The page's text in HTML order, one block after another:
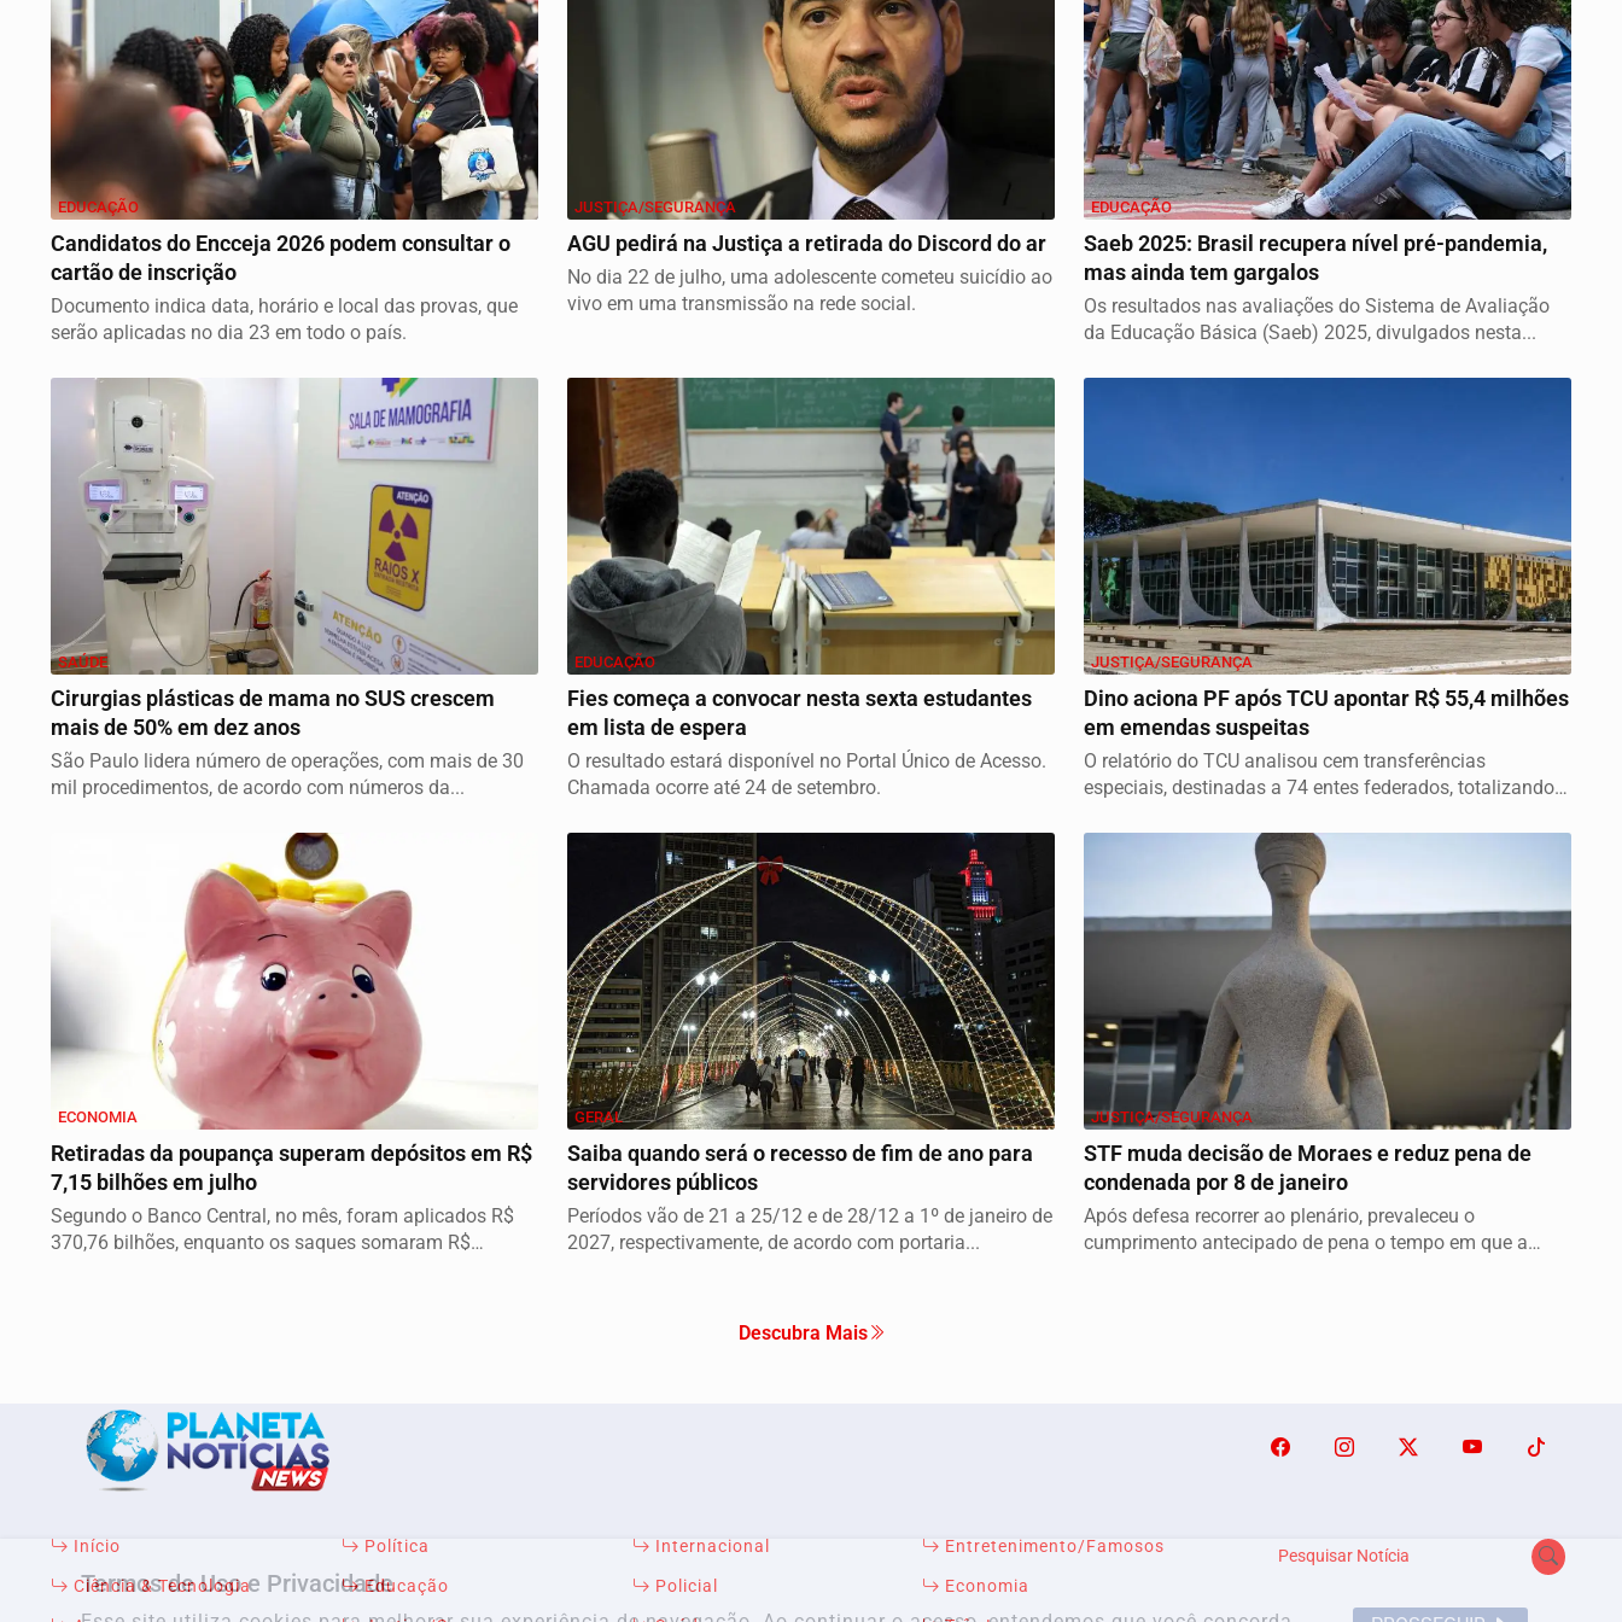
EDUCAÇÃO
Candidatos do Encceja 2026 podem consultar o
cartão de inscrição
Documento indica data, horário e local das provas, que
serão aplicadas no dia 23 em todo o país.
JUSTIÇA/SEGURANÇA
AGU pedirá na Justiça a retirada do Discord do ar
No dia 22 de julho, uma adolescente cometeu suicídio ao
vivo em uma transmissão na rede social.
EDUCAÇÃO
Saeb 2025: Brasil recupera nível pré-pandemia,
mas ainda tem gargalos
Os resultados nas avaliações do Sistema de Avaliação
da Educação Básica (Saeb) 2025, divulgados nesta...
SAÚDE
Cirurgias plásticas de mama no SUS crescem
mais de 50% em dez anos
São Paulo lidera número de operações, com mais de 30
mil procedimentos, de acordo com números da...
EDUCAÇÃO
Fies começa a convocar nesta sexta estudantes
em lista de espera
O resultado estará disponível no Portal Único de Acesso.
Chamada ocorre até 24 de setembro.
JUSTIÇA/SEGURANÇA
Dino aciona PF após TCU apontar R$ 55,4 milhões
em emendas suspeitas
O relatório do TCU analisou cem transferências
especiais, destinadas a 74 entes federados, totalizando
ECONOMIA
Retiradas da poupança superam depósitos em R$
7,15 bilhões em julho
Segundo o Banco Central, no mês, foram aplicados R$
370,76 bilhões, enquanto os saques somaram R$
GERAL
Saiba quando será o recesso de fim de ano para
servidores públicos
Períodos vão de 21 a 25/12 e de 28/12 a 1º de janeiro de
2027, respectivamente, de acordo com portaria...
JUSTIÇA/SEGURANÇA
STF muda decisão de Moraes e reduz pena de
condenada por 8 de janeiro
Após defesa recorrer ao plenário, prevaleceu o
cumprimento antecipado de pena o tempo em que a
Descubra Mais
Início Política Internacional
Entretenimento/Famosos
Ciência & Tecnologia
Educação Policial
Economia
Pesquisar Notícia
Termos de Uso e Privacidade